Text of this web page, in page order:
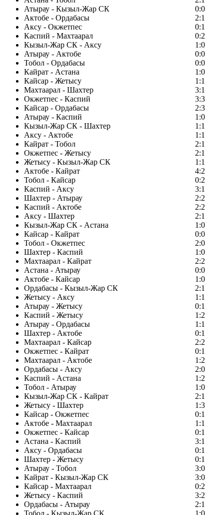
Атырау - Кызыл-Жар СК
0:0
Актобе - Ордабасы
2:1
Аксу - Окжетпес
0:1
Каспий - Махтаарал
0:2
Кызыл-Жар СК - Аксу
1:0
Атырау - Актобе
0:0
Тобол - Ордабасы
0:0
Кайрат - Астана
1:0
Кайсар - Жетысу
1:1
Махтаарал - Шахтер
3:1
Окжетпес - Каспий
3:3
Кайсар - Ордабасы
2:3
Атырау - Каспий
1:0
Кызыл-Жар СК - Шахтер
1:1
Аксу - Актобе
1:1
Кайрат - Тобол
2:1
Окжетпес - Жетысу
2:1
Жетысу - Кызыл-Жар СК
1:1
Актобе - Кайрат
4:2
Тобол - Кайсар
0:2
Каспий - Аксу
3:1
Шахтер - Атырау
2:2
Каспий - Актобе
2:2
Аксу - Шахтер
2:1
Кызыл-Жар СК - Астана
1:0
Кайсар - Кайрат
0:0
Тобол - Окжетпес
2:0
Шахтер - Каспий
1:0
Махтаарал - Кайрат
2:2
Астана - Атырау
0:0
Актобе - Кайсар
1:0
Ордабасы - Кызыл-Жар СК
2:1
Жетысу - Аксу
1:1
Атырау - Жетысу
0:1
Каспий - Жетысу
1:2
Атырау - Ордабасы
1:1
Шахтер - Актобе
0:1
Махтаарал - Кайсар
2:2
Окжетпес - Кайрат
0:1
Махтаарал - Актобе
1:2
Ордабасы - Аксу
2:0
Каспий - Астана
1:2
Тобол - Атырау
1:0
Кызыл-Жар СК - Кайрат
2:1
Жетысу - Шахтер
1:3
Кайсар - Окжетпес
0:1
Актобе - Махтаарал
1:1
Окжетпес - Кайсар
0:1
Астана - Каспий
3:1
Аксу - Ордабасы
0:1
Шахтер - Жетысу
0:1
Атырау - Тобол
3:0
Кайрат - Кызыл-Жар СК
3:0
Кайсар - Махтаарал
0:2
Жетысу - Каспий
3:2
Ордабасы - Атырау
2:1